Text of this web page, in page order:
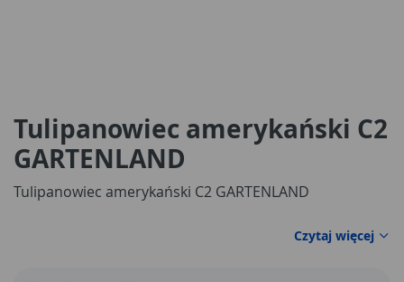
Tulipanowiec amerykański C2
GARTENLAND
Tulipanowiec amerykański C2 GARTENLAND
Czytaj więcej